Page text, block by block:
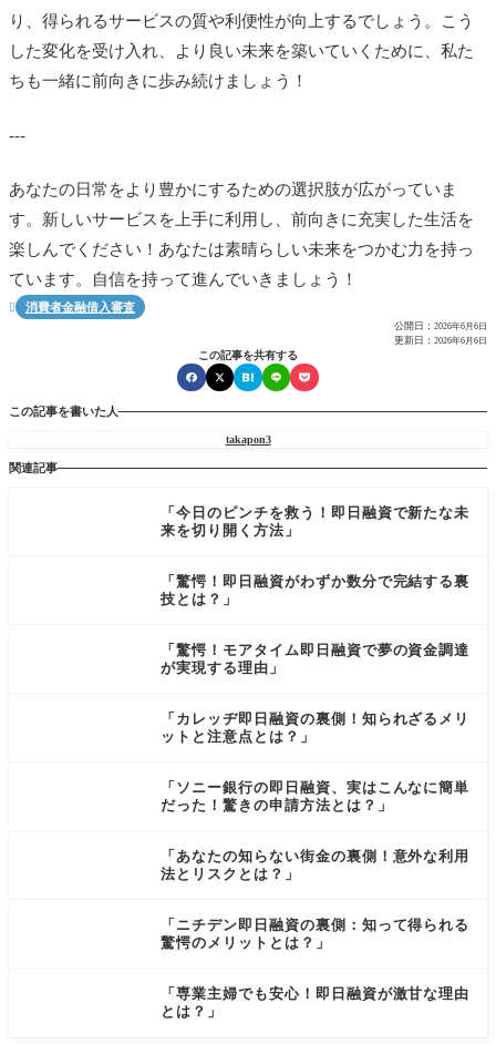
り、得られるサービスの質や利便性が向上するでしょう。こう
した変化を受け入れ、より良い未来を築いていくために、私た
ちも一緒に前向きに歩み続けましょう！
---
あなたの日常をより豊かにするための選択肢が広がっていま
す。新しいサービスを上手に利用し、前向きに充実した生活を
楽しんでください！あなたは素晴らしい未来をつかむ力を持っ
ています。自信を持って進んでいきましょう！
 消費者金融借入審査
公開日： 2026年6月6日
更新日： 2026年6月6日
この記事を共有する
この記事を書いた人
takapon3
関連記事
「今日のピンチを救う！即日融資で新たな未
来を切り開く方法」
「驚愕！即日融資がわずか数分で完結する裏
技とは？」
「驚愕！モアタイム即日融資で夢の資金調達
が実現する理由」
「カレッヂ即日融資の裏側！知られざるメリ
ットと注意点とは？」
「ソニー銀行の即日融資、実はこんなに簡単
だった！驚きの申請方法とは？」
「あなたの知らない街金の裏側！意外な利用
法とリスクとは？」
「ニチデン即日融資の裏側：知って得られる
驚愕のメリットとは？」
「専業主婦でも安心！即日融資が激甘な理由
とは？」